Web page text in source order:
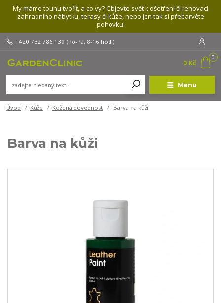
My máme touhu tvořit, a co vy? Objevte svět k ošetření či renovaci
zahradního nábytku, terasy či kůže, nebo jen tak si přebarvěte
pohovku.
Menu
+420 732 786 139 (Po-Pá, 8-16 hod.)
0
0 Kč
Úvod Kůže Kožená dovednost Barva na kůži
Barva na kůži